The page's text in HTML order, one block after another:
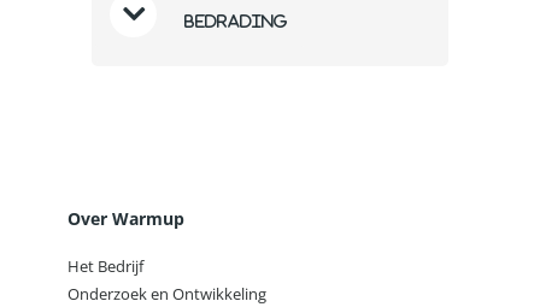
Bedrading
Over Warmup
Het Bedrijf
Onderzoek en Ontwikkeling